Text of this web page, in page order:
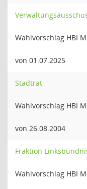
Wahlvorschlag HBI
von 01.07.2025
Stadtrat
Wahlvorschlag HBI
von 26.08.2004
Fraktion
Wahlvorschlag HBI